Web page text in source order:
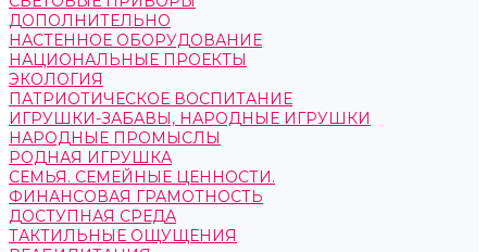
ДОПОЛНИТЕЛЬНО
НАСТЕННОЕ ОБОРУДОВАНИЕ
НАЦИОНАЛЬНЫЕ ПРОЕКТЫ
ЭКОЛОГИЯ
ПАТРИОТИЧЕСКОЕ ВОСПИТАНИЕ
ИГРУШКИ-ЗАБАВЫ, НАРОДНЫЕ ИГРУШКИ
НАРОДНЫЕ ПРОМЫСЛЫ
РОДНАЯ ИГРУШКА
СЕМЬЯ. СЕМЕЙНЫЕ ЦЕННОСТИ.
ФИНАНСОВАЯ ГРАМОТНОСТЬ
ДОСТУПНАЯ СРЕДА
ТАКТИЛЬНЫЕ ОЩУЩЕНИЯ